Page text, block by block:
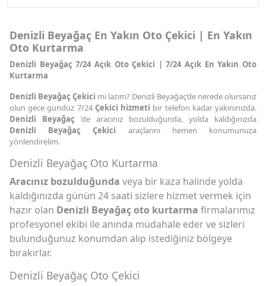
Denizli Beyağaç En Yakın Oto Çekici | En Yakın
Oto Kurtarma
Denizli Beyağaç 7/24 Açık Oto Çekici | 7/24 Açık En Yakın Oto
Kurtarma
Denizli Beyağaç Çekici mi lazım? Denizli Beyağaç’de nerede olursanız
olun gece gündüz 7/24Çekici hizmeti bir telefon kadar yakınınızda.
Denizli Beyağaç ’de aracınız bozulduğunda, yolda kaldığınızda
Denizli Beyağaç Çekici araçlarını hemen konumunuza
yönlendirelim.
Denizli Beyağaç Oto Kurtarma
Aracınız bozulduğunda veya bir kaza halinde yolda
kaldığınızda günün 24 saati sizlere hizmet vermek için
hazır olan Denizli Beyağaç oto kurtarma firmalarımız
profesyonel ekibi ile anında müdahale eder ve sizleri
bulunduğunuz konumdan alıp istediğiniz bölgeye
bırakırlar.
Denizli Beyağaç Oto Çekici